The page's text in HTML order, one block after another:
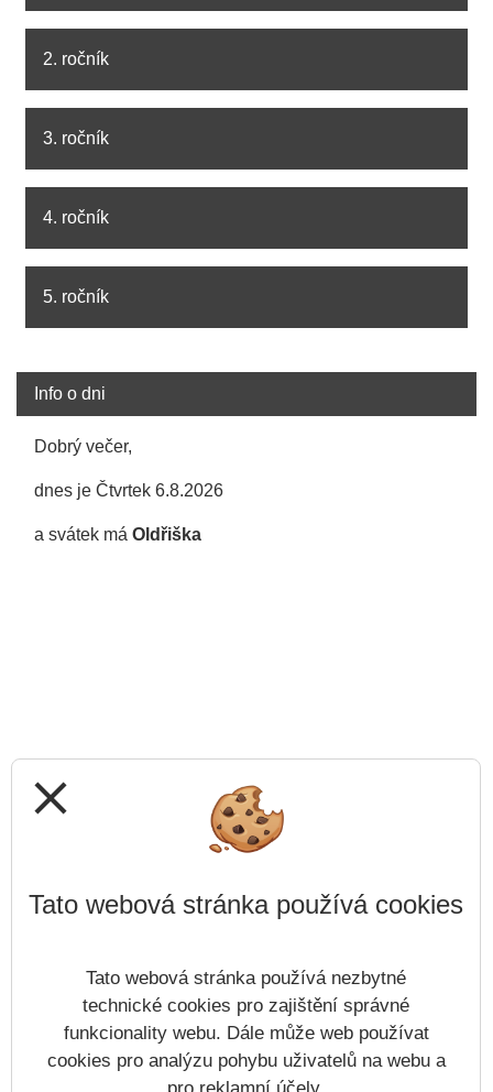
2. ročník
3. ročník
4. ročník
5. ročník
Info o dni
Dobrý večer,
dnes je Čtvrtek 6.8.2026
a svátek má Oldřiška
close
Tato webová stránka používá cookies
Tato webová stránka používá nezbytné
technické cookies pro zajištění správné
funkcionality webu. Dále může web používat
cookies pro analýzu pohybu uživatelů na webu a